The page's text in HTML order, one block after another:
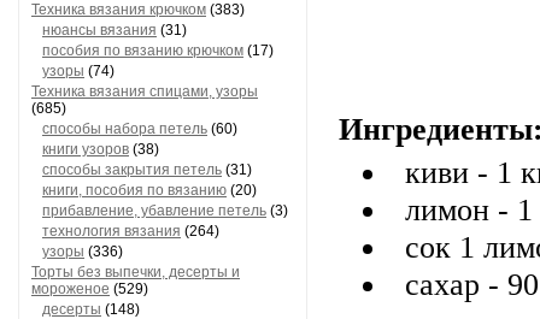
Техника вязания крючком (383)
нюансы вязания (31)
пособия по вязанию крючком (17)
узоры (74)
Техника вязания спицами, узоры
(685)
способы набора петель (60)
книги узоров (38)
способы закрытия петель (31)
книги, пособия по вязанию (20)
прибавление, убавление петель (3)
технология вязания (264)
узоры (336)
Торты без выпечки, десерты и
мороженое (529)
десерты (148)
киви - 1
лимон -
сок 1
сахар -